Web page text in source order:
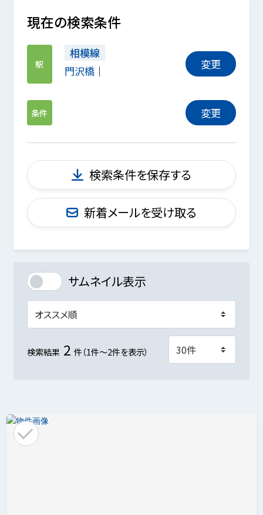
現在の検索条件
駅
相模線
門沢橋
変更
条件 変更
検索条件を保存する
新着メールを受け取る
サムネイル表示
検索結果 2 件（1件～2件を表示）